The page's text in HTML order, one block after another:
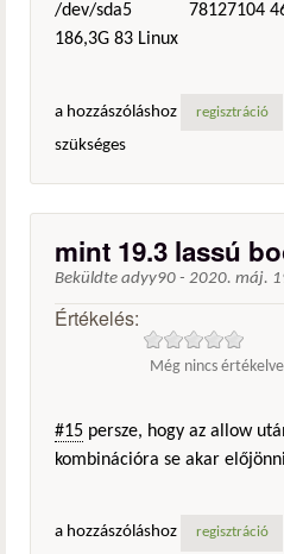
/dev/sda5 78127104
186,3G 83 Linux
a hozzászóláshoz regisztráció
szükséges
mint 19.3 lassú
Beküldte adyy90 - 2020. máj.
Értékelés:
Még nincs értékelve
#15 persze, hogy az allow
kombinációra se akar
a hozzászóláshoz regisztráció